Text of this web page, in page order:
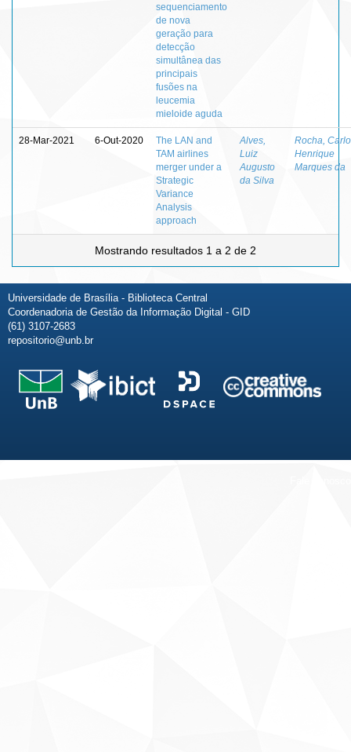
sequenciamento
de nova
geração para
detecção
simultânea das
principais
fusões na
leucemia
mieloide aguda
28-Mar-2021 6-Out-2020
The LAN and
TAM airlines
merger under a
Strategic
Variance
Analysis
approach
Alves,
Luiz
Augusto
da Silva
Rocha,
Henrique
Marques da
Mostrando resultados 1 a 2 de 2
Universidade de Brasília - Biblioteca Central
Coordenadoria de Gestão da Informação Digital - GID
(61) 3107-2683
repositorio@unb.br